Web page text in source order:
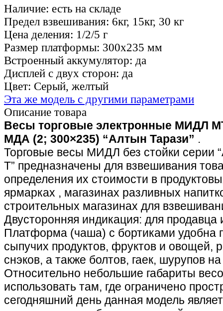
Наличие: есть на складе
Предел взвешивания: 6кг, 15кг, 30 кг
Цена деления: 1/2/5 г
Размер платформы: 300х235 мм
Встроенный аккумулятор: да
Дисплей с двух сторон: да
Цвет: Серый, желтый
Эта же модель с другими параметрами
Описание товара
Весы торговые электронные МИДЛ
МДА (2; 300×235) “Алтын Тарази” .
Торговые весы МИДЛ без стойки серии
Т” предназначены для взвешивания
определения их стоимости в
ярмарках , магазинах разливных
строительных магазинах для
Двусторонняя индикация: для продавца
Платформа (чаша) с бортиками удобна
сыпучих продуктов, фруктов и овощей,
снэков, а также болтов, гаек, шурупов
Относительно небольшие габариты
использовать там, где ограничено
сегодняшний день данная модель